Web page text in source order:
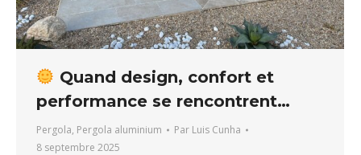
Quand design, confort et
performance se rencontrent…
Pergola, Pergola aluminium Par Luis Cunha
8 septembre 2025